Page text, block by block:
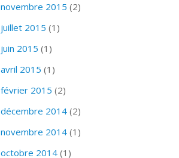
novembre 2015 (2)
juillet 2015 (1)
juin 2015 (1)
avril 2015 (1)
février 2015 (2)
décembre 2014(2)
novembre 2014(1)
octobre 2014(1)